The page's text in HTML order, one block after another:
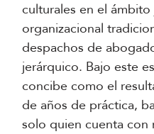
culturales en el
organizacional
despachos de
jerárquico. Bajo este
concibe como el
de años de práctica,
solo quien cuenta